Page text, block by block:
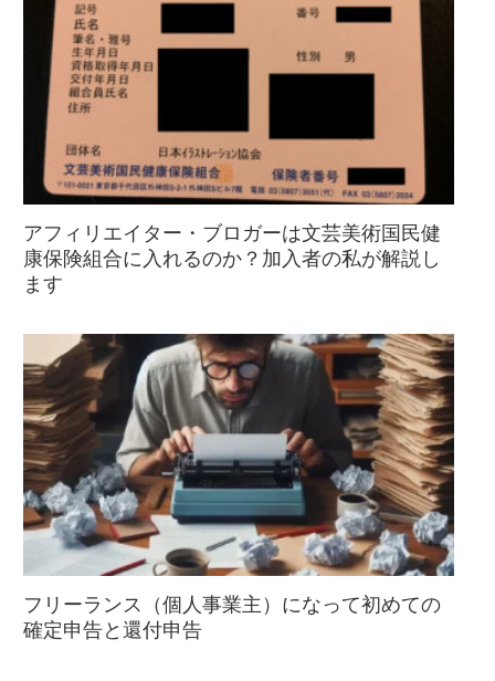
アフィリエイター・ブロガーは文芸美術国民健
康保険組合に入れるのか？加入者の私が解説し
ます
フリーランス（個人事業主）になって初めての
確定申告と還付申告